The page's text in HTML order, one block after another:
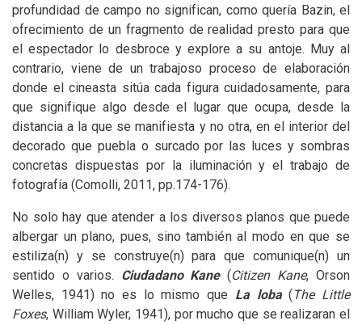
profundidad de campo no significan, como quería Bazin, el
ofrecimiento de un fragmento de realidad presto para que
el espectador lo desbroce y explore a su antoje. Muy al
contrario, viene de un trabajoso proceso de elaboración
donde el cineasta sitúa cada figura cuidadosamente, para
que signifique algo desde el lugar que ocupa, desde la
distancia a la que se manifiesta y no otra, en el interior del
decorado que puebla o surcado por las luces y sombras
concretas dispuestas por la iluminación y el trabajo de
fotografía (Comolli, 2011, pp.174-176).
No solo hay que atender a los diversos planos que puede
albergar un plano, pues, sino también al modo en que se
estiliza(n) y se construye(n) para que comunique(n) un
sentido o varios. Ciudadano Kane(Citizen Kane, Orson
Welles, 1941) no es lo mismo que La loba(The Little
Foxes, William Wyler, 1941), por mucho que se realizaran el